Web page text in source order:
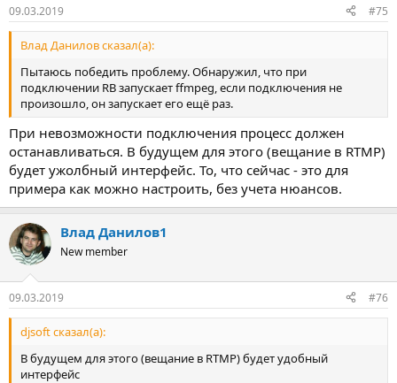
09.03.2019 #75
Влад Данилов сказал(а):
Пытаюсь победить проблему. Обнаружил, что при
подключении RB запускает ffmpeg, если подключения не
произошло, он запускает его ещё раз.
При невозможности подключения процесс должен
останавливаться. В будущем для этого (вещание в RTMP)
будет ужолбный интерфейс. То, что сейчас - это для
примера как можно настроить, без учета нюансов.
Влад Данилов1
New member
09.03.2019 #76
djsoft сказал(а):
В будущем для этого (вещание в RTMP) будет удобный
интерфейс